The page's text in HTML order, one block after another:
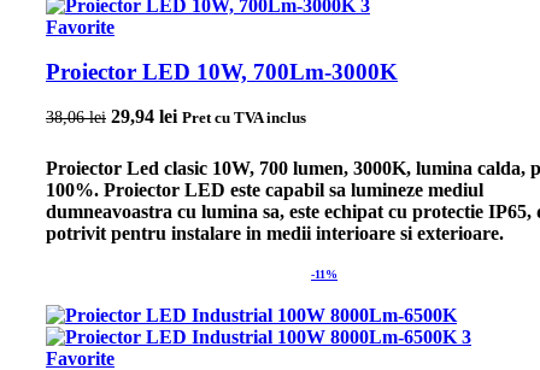
Favorite
Proiector LED 10W, 700Lm-3000K
38,06lei Prețul inițial a fost: 38,06 lei.
29,94 lei Prețul curent este: 29,94 lei.
Pret cu TVA inclus
Proiector Led clasic 10W, 700 lumen, 3000K, lumina calda,
100%. Proiector LED este capabil sa lumineze mediul
dumneavoastra cu lumina sa, este echipat cu protectie IP65,
potrivit pentru instalare in medii interioare si exterioare.
-11%
Favorite